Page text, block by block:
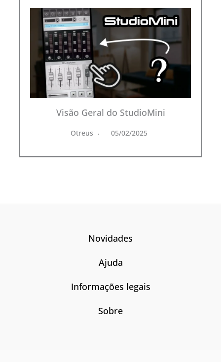
Visão Geral do StudioMini
Otreus 05/02/2025
Novidades
Ajuda
Informações legais
Sobre